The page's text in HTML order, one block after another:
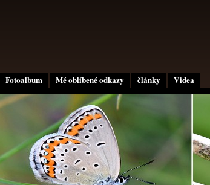
Fotoalbum Mé oblíbené odkazy články Videa